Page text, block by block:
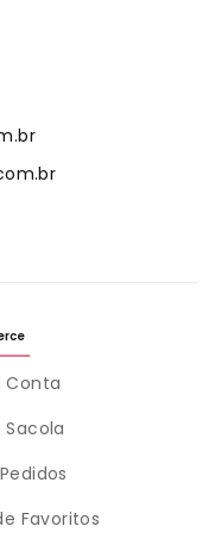
Conta
Sacola
Favoritos